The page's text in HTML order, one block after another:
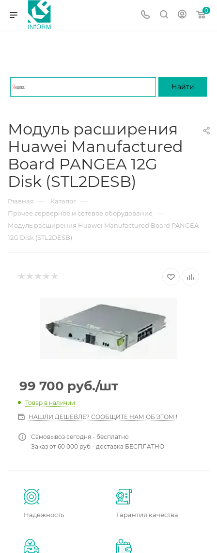
0
Модуль расширения
Huawei Manufactured
Board PANGEA 12G
Disk (STL2DESB)
Главная — Каталог —
Прочее серверное и сетевое оборудование —
Модуль расширения Huawei Manufactured Board PANGEA
12G Disk (STL2DESB)
99 700 руб./шт
Товар в наличии
НАШЛИ ДЕШЕВЛЕ? СООБЩИТЕ НАМ ОБ ЭТОМ !
Самовывоз сегодня - бесплатно
Заказ от 60 000 руб - доставка БЕСПЛАТНО
Надежность Гарантия качества